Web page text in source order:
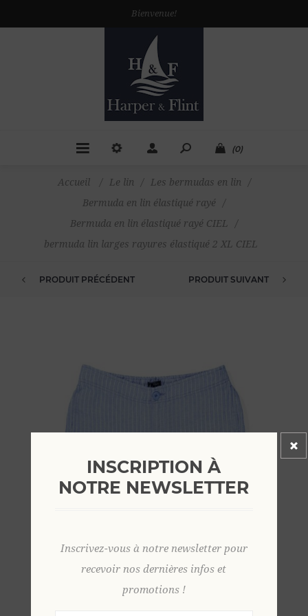
Bienvenue!
(0)
Accueil / Le lin / Les bermudas en lin
/
Bermuda en lin élastiqué rayé
/
Bermuda en lin élastiqué rayé CIEL
/
bermuda lin larges rayures élastiqué 2 XL CIEL
PRODUIT PRÉCÉDENT PRODUIT SUIVANT
INSCRIPTION À
NOTRE NEWSLETTER
Inscrivez-vous à notre newsletter pour
recevoir nos dernières infos et
promotions !